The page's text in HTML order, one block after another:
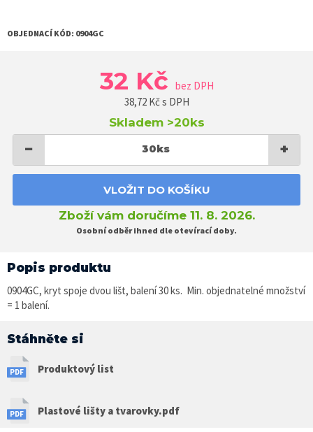
OBJEDNACÍ KÓD: 0904GC
32 Kč bez DPH
38,72Kč s DPH
Skladem >20ks
− 30ks +
VLOŽIT DO KOŠÍKU
Zboží vám doručíme 11. 8. 2026.
Osobní odběr ihned dle otevírací doby.
Popis produktu
0904GC, kryt spoje dvou lišt, balení 30 ks. Min. objednatelné množství
= 1 balení.
Stáhněte si
Produktový list
Plastové lišty a tvarovky.pdf